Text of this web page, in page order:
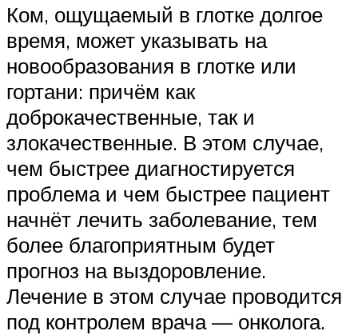
Ком, ощущаемый в глотке долгое
время, может указывать на
новообразования в глотке или
гортани: причём как
доброкачественные, так и
злокачественные. В этом случае,
чем быстрее диагностируется
проблема и чем быстрее пациент
начнёт лечить заболевание, тем
более благоприятным будет
прогноз на выздоровление.
Лечение в этом случае проводится
под контролем врача — онколога.